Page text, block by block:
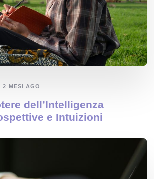
2 MESI AGO
dell’Intelligenza
e Intuizioni